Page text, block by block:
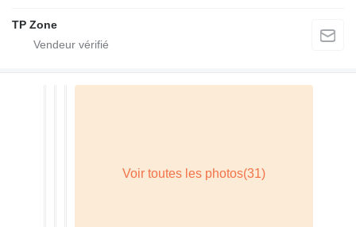
TP Zone